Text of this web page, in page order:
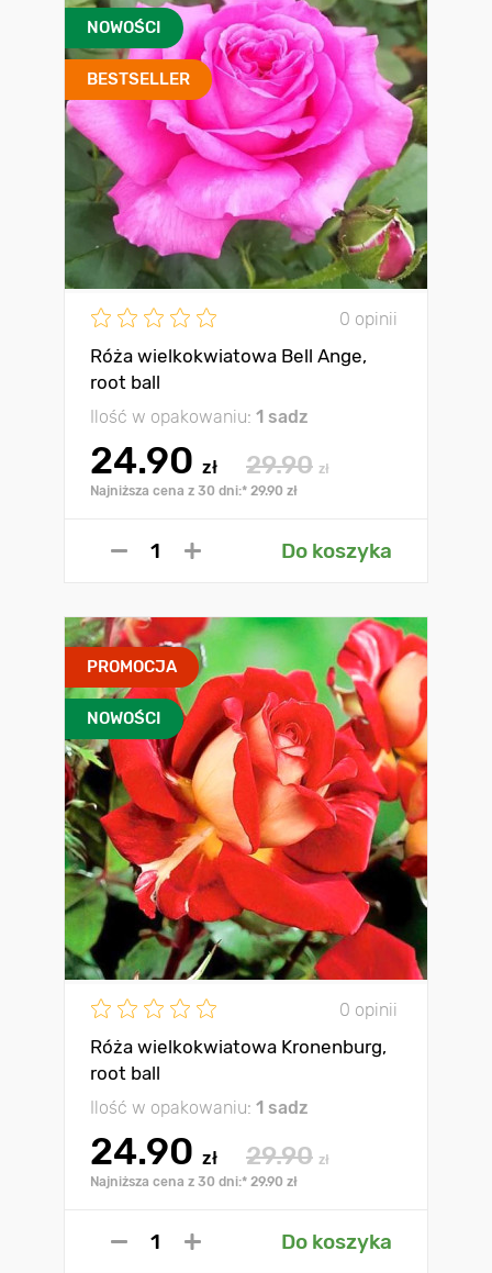
NOWOŚCI
BESTSELLER
0 opinii
Róża wielkokwiatowa Bell Ange,
root ball
Ilość w opakowaniu: 1 sadz
24.90 zł 29.90 zł
Najniższa cena z 30 dni:* 29.90 zł
Do koszyka
PROMOCJA
NOWOŚCI
0 opinii
Róża wielkokwiatowa Kronenburg,
root ball
Ilość w opakowaniu: 1 sadz
24.90 zł 29.90 zł
Najniższa cena z 30 dni:* 29.90 zł
Do koszyka